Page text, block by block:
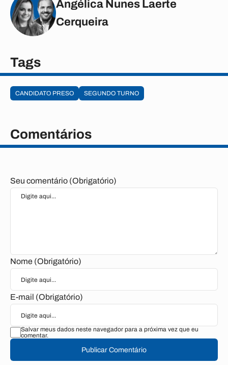
Angélica Nunes Laerte
Cerqueira
Tags
CANDIDATO PRESO SEGUNDO TURNO
Comentários
Seu comentário (Obrigatório)
Nome (Obrigatório)
E-mail (Obrigatório)
Salvar meus dados neste navegador para a próxima vez que eu
comentar.
Publicar Comentário